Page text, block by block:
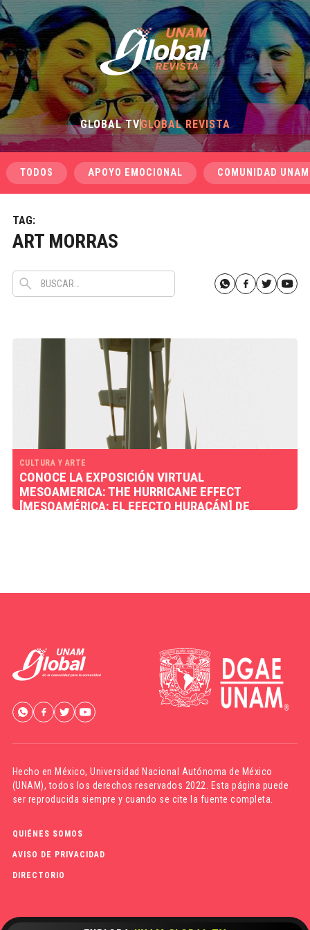
GLOBAL TVGLOBAL REVISTA
TODOS APOYO EMOCIONAL COMUNIDAD UNAM
TAG:
ART MORRAS
CULTURA Y ARTE
CONOCE LA EXPOSICIÓN VIRTUAL
MESOAMERICA: THE HURRICANE EFFECT
[MESOAMÉRICA: EL EFECTO HURACÁN] DE
Hecho en México,Universidad Nacional Autónoma de México
(UNAM), todos los derechos reservados 2022. Esta página puede
ser reproducida siempre y cuando se cite la fuente completa.
QUIÉNES SOMOS
AVISO DE PRIVACIDAD
DIRECTORIO